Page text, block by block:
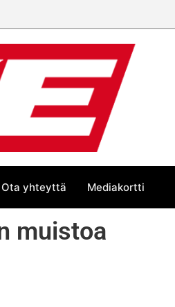
Ota yhteyttä Mediakortti
muistoa